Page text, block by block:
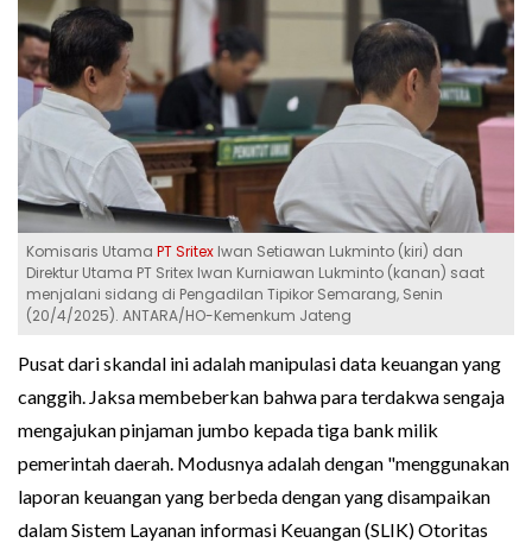
Komisaris Utama PT Sritex Iwan Setiawan Lukminto (kiri) dan
Direktur Utama PT Sritex Iwan Kurniawan Lukminto (kanan) saat
menjalani sidang di Pengadilan Tipikor Semarang, Senin
(20/4/2025). ANTARA/HO-Kemenkum Jateng
Pusat dari skandal ini adalah manipulasi data keuangan yang
canggih. Jaksa membeberkan bahwa para terdakwa sengaja
mengajukan pinjaman jumbo kepada tiga bank milik
pemerintah daerah. Modusnya adalah dengan "menggunakan
laporan keuangan yang berbeda dengan yang disampaikan
dalam Sistem Layanan informasi Keuangan (SLIK) Otoritas